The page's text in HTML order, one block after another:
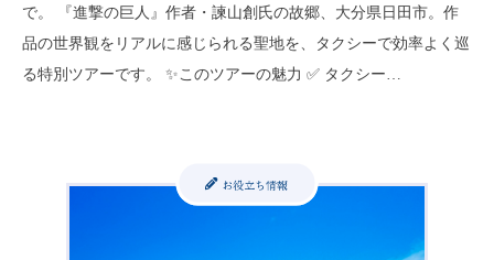
で。 『進撃の巨人』作者・諫山創氏の故郷、大分県日田市。作
品の世界観をリアルに感じられる聖地を、タクシーで効率よく巡
る特別ツアーです。 ✨このツアーの魅力 ✅ タクシー…
お役立ち情報